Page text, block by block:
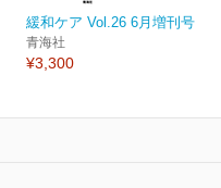
緩和ケア Vol.26 6月増刊号
青海社
¥3,300